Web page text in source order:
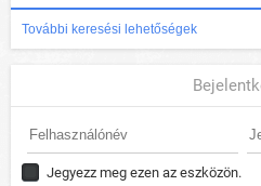
További keresési lehetőségek
Jegyezz meg ezen az eszközön.